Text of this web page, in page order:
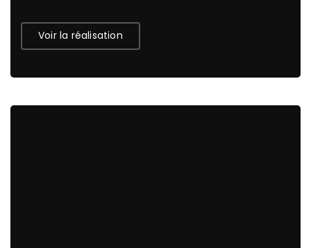
Voir la réalisation